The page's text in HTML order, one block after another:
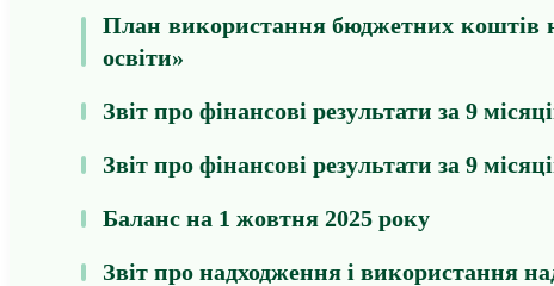
План використання бюджетних коштів
освіти»
Звіт про фінансові результати за 9
Звіт про фінансові результати за 9
Баланс на 1 жовтня 2025 року
Звіт про надходження і використання